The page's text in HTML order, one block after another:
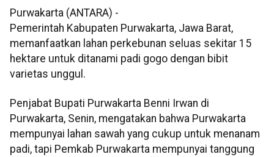
Purwakarta (ANTARA) -
Pemerintah Kabupaten Purwakarta, Jawa Barat,
memanfaatkan lahan perkebunan seluas sekitar 15
hektare untuk ditanami padi gogo dengan bibit
varietas unggul.
Penjabat Bupati Purwakarta Benni Irwan di
Purwakarta, Senin, mengatakan bahwa Purwakarta
mempunyai lahan sawah yang cukup untuk menanam
padi, tapi Pemkab Purwakarta mempunyai tanggung